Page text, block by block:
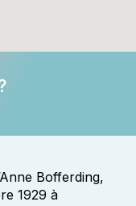
Bofferding,
1929 à